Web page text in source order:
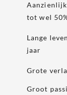
tot wel
Lange
jaar
Grote
Groot